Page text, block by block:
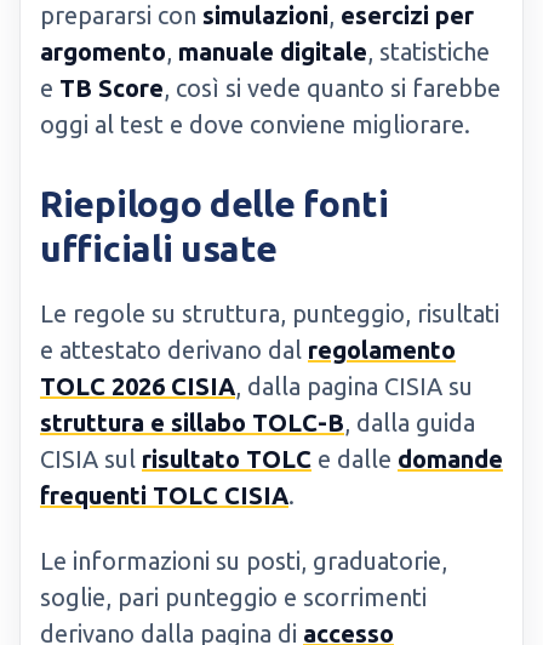
prepararsi con simulazioni, esercizi per
argomento, manuale digitale, statistiche
e TB Score, così si vede quanto si farebbe
oggi al test e dove conviene migliorare.
Riepilogo delle fonti
ufficiali usate
Le regole su struttura, punteggio, risultati
e attestato derivano dal regolamento
TOLC 2026 CISIA, dalla pagina CISIA su
struttura e sillabo TOLC-B, dalla guida
CISIA sul risultato TOLC e dalle domande
frequenti TOLC CISIA.
Le informazioni su posti, graduatorie,
soglie, pari punteggio e scorrimenti
derivano dalla pagina di accesso